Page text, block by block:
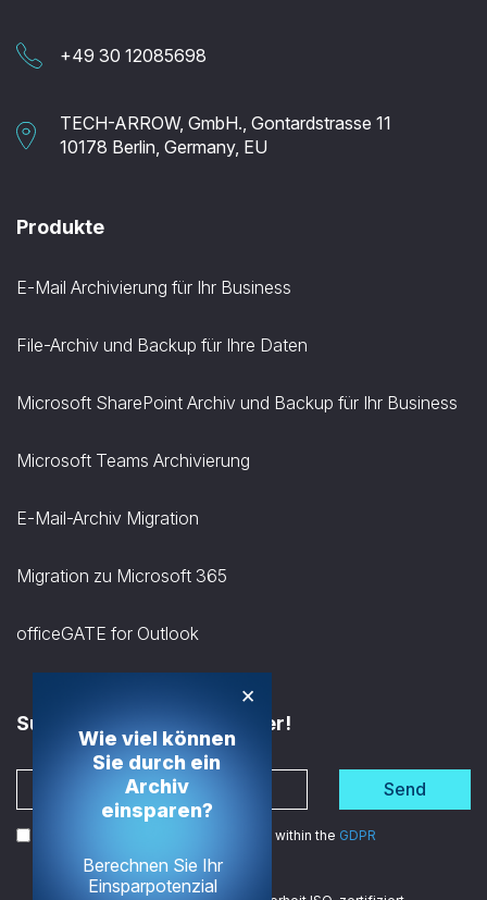
+49 30 12085698
TECH-ARROW, GmbH., Gontardstrasse 11
10178 Berlin, Germany, EU
Produkte
E-Mail Archivierung für Ihr Business
File-Archiv und Backup für Ihre Daten
Microsoft SharePoint Archiv und Backup für Ihr Business
Microsoft Teams Archivierung
E-Mail-Archiv Migration
Migration zu Microsoft 365
officeGATE for Outlook
Subscribe to the Newsletter!
Send
I agree to the processing of my data within the GDPR
×
Wie viel können
Sie durch ein
Archiv
einsparen?
Berechnen Sie Ihr
Einsparpotenzial